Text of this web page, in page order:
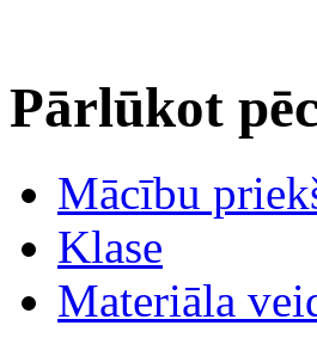
Pārlūkot
Mācību
Klase
Materiāla